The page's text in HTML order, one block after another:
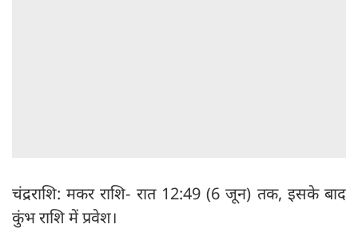
चंद्रराशि: मकर राशि- रात 12:49 (6 जून) तक, इसके बाद
कुंभ राशि में प्रवेश।